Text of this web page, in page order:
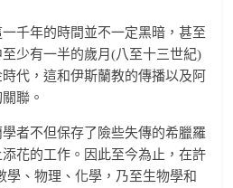
千年的時間並不一定黑暗，甚至
少有一半的歲月(八至十三世紀)
代，這和伊斯蘭教的傳播以及阿
聯。
者不但保存了險些失傳的希臘羅
花的工作。因此至今為止，在許
學、物理、化學，乃至生物學和